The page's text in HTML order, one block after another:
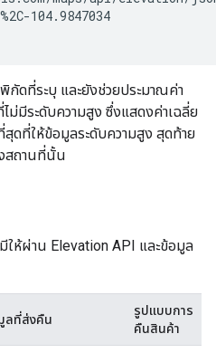
104.9847034
กัดที่ระบุ และยังช่วยประมาณค่า
ม่มีระดับความสูง ซึ่งแสดงค่าเฉลี่ย
ดที่ให้ข้อมูลระดับความสูง สุดท้าย
งสถานที่นั้น
ห้ผ่าน Elevation API และข้อมูล
ลที่ส่งคืน
รูปแบบการ
คืนสินค้า